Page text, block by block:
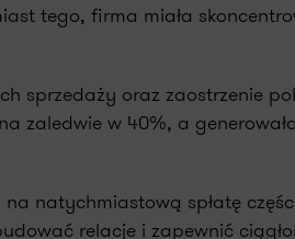
tego, firma miała
sprzedaży oraz zaostrzenie
zaledwie w 40%, a
natychmiastową spłatę
relacje i zapewnić